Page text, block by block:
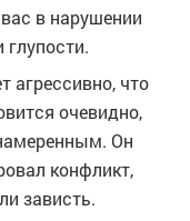
в нарушении
агрессивно, что
очевидно,
Он
конфликт,
зависть.